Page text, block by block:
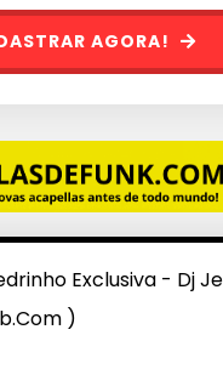
AGORA!
Exclusiva - Dj
)